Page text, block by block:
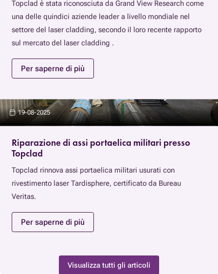
Topclad è stata riconosciuta da Grand View Research come
una delle quindici aziende leader a livello mondiale nel
settore del laser cladding, secondo il loro recente rapporto
sul mercato del laser cladding .
Per saperne di più
19-08-2025
Riparazione di assi portaelica militari presso
Topclad
Topclad rinnova assi portaelica militari usurati con
rivestimento laser Tardisphere, certificato da Bureau
Veritas.
Per saperne di più
Visualizza tutti gli articoli